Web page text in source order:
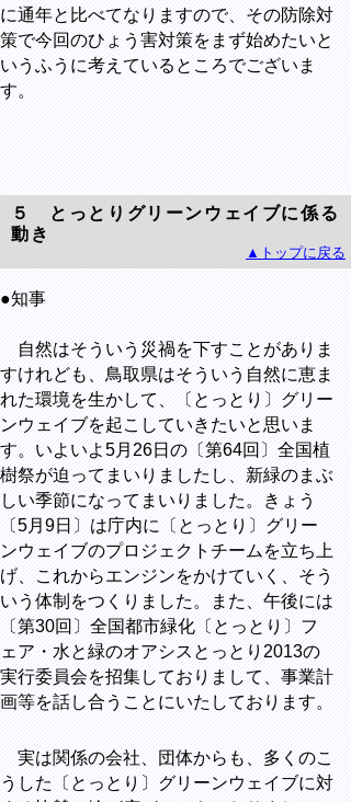
に通年と比べてなりますので、その防除対
策で今回のひょう害対策をまず始めたいと
いうふうに考えているところでございま
す。
５ とっとりグリーンウェイブに係る
動き
▲トップに戻る
●知事
自然はそういう災禍を下すことがありま
すけれども、鳥取県はそういう自然に恵ま
れた環境を生かして、〔とっとり〕グリー
ンウェイブを起こしていきたいと思いま
す。いよいよ5月26日の〔第64回〕全国植
樹祭が迫ってまいりましたし、新緑のまぶ
しい季節になってまいりました。きょう
〔5月9日〕は庁内に〔とっとり〕グリー
ンウェイブのプロジェクトチームを立ち上
げ、これからエンジンをかけていく、そう
いう体制をつくりました。また、午後には
〔第30回〕全国都市緑化〔とっとり〕フ
ェア・水と緑のオアシスとっとり2013の
実行委員会を招集しておりまして、事業計
画等を話し合うことにいたしております。
実は関係の会社、団体からも、多くのこ
うした〔とっとり〕グリーンウェイブに対